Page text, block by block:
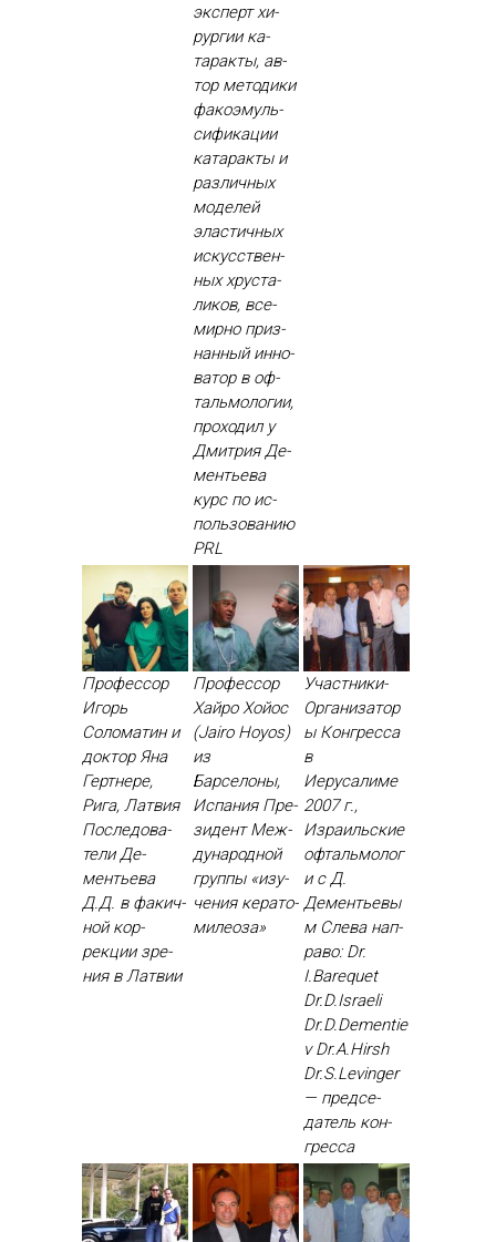
эк­сперт хи­
рур­гии ка­
тарак­ты, ав­
тор ме­тоди­ки
фа­ко­эмуль­
си­фика­ции
ка­тарак­ты и
раз­личных
мо­делей
элас­тичных
ис­кусс­твен­
ных хрус­та­
ликов, все­
мир­но приз­
нанный ин­но­
ватор в оф­
таль­мо­логии,
про­ходил у
Дмит­рия Де­
менть­ева
курс по ис­
поль­зо­ванию
PRL
Профессор
Игорь
Соломатин и
доктор Яна
Гертнере,
Рига, Латвия
Пос­ле­дова­
тели Де­
менть­ева
Д.Д. в фа­кич­
ной кор­
рекции зре­
ния в Лат­вии
Профессор
Хайро Хойос
(Jairo Hoyos)
из
Барселоны,
Испания Пре­
зидент Меж­
ду­народ­ной
груп­пы «изу­
чения ке­рато­
миле­оза»
Участники-
Организатор
ы Конгресса
в
Иерусалиме
2007 г.,
Израильские
офтальмолог
и с Д.
Дементьевы
м Сле­ва нап­
ра­во: Dr.
I.Barequet
Dr.D.Israeli
Dr.D.Dementie
v Dr.A.Hirsh
Dr.S.Levinger
— пред­се­
датель кон­
грес­са